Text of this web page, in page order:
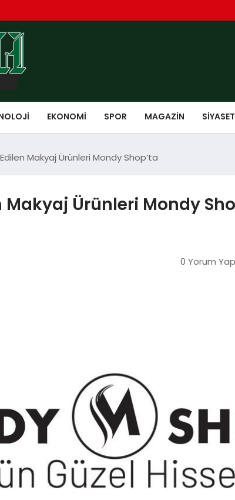
EKONOMI SPOR MAGAZIN SIYASET
Makyaj Ürünleri Mondy Shop’ta
Makyaj Ürünleri Mondy
0 Yorum